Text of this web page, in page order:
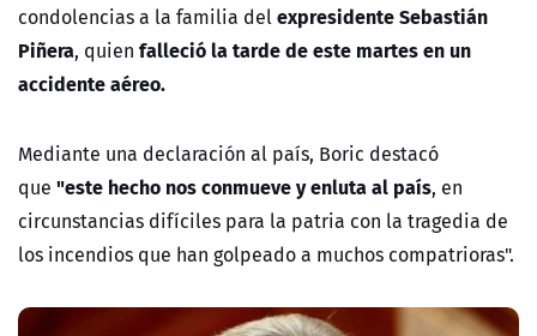
condolencias a la familia delexpresidente Sebastián
Piñera, quien falleció la tarde de este martes en un
accidente aéreo.
Mediante una declaración al país, Boric destacó
que "este hecho nos conmueve y enluta al país, en
circunstancias difíciles para la patria con la tragedia de
los incendios que han golpeado a muchos compatrioras".